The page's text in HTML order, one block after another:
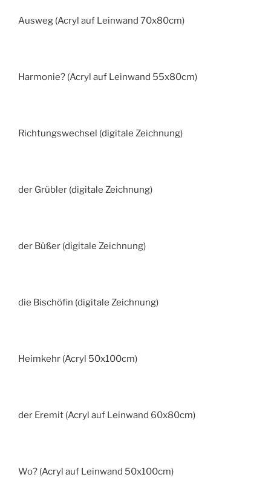
Ausweg (Acryl auf Leinwand 70x80cm)
Harmonie? (Acryl auf Leinwand 55x80cm)
Richtungswechsel (digitale Zeichnung)
der Grübler (digitale Zeichnung)
der Büßer (digitale Zeichnung)
die Bischöfin (digitale Zeichnung)
Heimkehr (Acryl 50x100cm)
der Eremit (Acryl auf Leinwand 60x80cm)
Wo? (Acryl auf Leinwand 50x100cm)